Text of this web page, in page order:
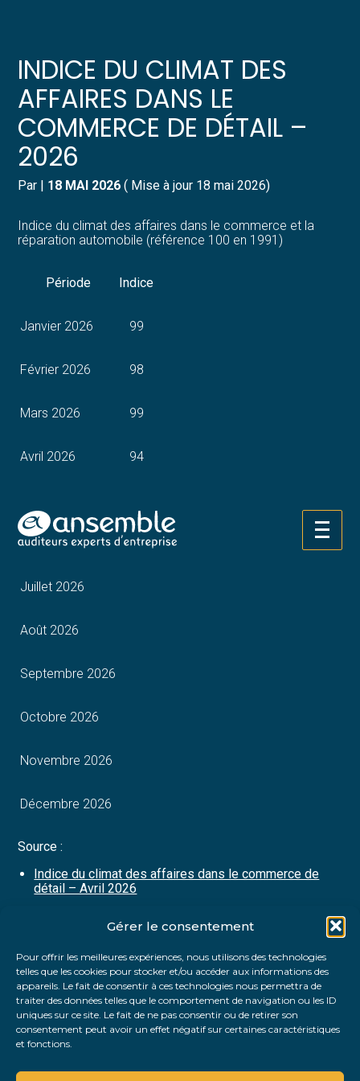
Gérer le consentement
Pour offrir les meilleures expériences, nous utilisons des technologies
telles que les cookies pour stocker et/ou accéder aux informations des
appareils. Le fait de consentir à ces technologies nous permettra de
traiter des données telles que le comportement de navigation ou les ID
uniques sur ce site. Le fait de ne pas consentir ou de retirer son
consentement peut avoir un effet négatif sur certaines caractéristiques
et fonctions.
Aller
au
Gérer votre quotidien
Piloter votre entreprise
Développer votre entreprise
Structurer votre croissance
Être prêt pour la facturation
Suivre votre comptabilité
Gérer vos ressources humaines
Dématérialiser vos documents
INDICE DU CLIMAT DES
AFFAIRES DANS LE
COMMERCE DE DÉTAIL –
2026
Par | 18 MAI 2026 ( Mise à jour 18 mai 2026)
Indice du climat des affaires dans le commerce et la
réparation automobile (référence 100 en 1991)
Période Indice
Janvier 2026 99
Février 2026 98
Mars 2026 99
Avril 2026 94
Juin 2026
Juillet 2026
Août 2026
Septembre 2026
Octobre 2026
Novembre 2026
Décembre 2026
Source :
Indice du climat des affaires dans le commerce de
détail – Avril 2026
FaceBook
TwitterLinkedIn